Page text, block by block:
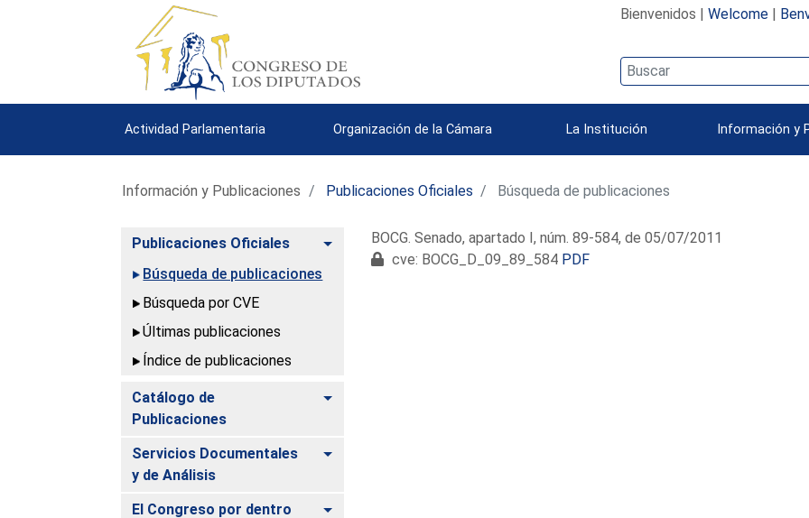
Bienvenidos | Welcome|
Actividad Parlamentaria Organización de la Cámara La Institución Información y
Información y Publicaciones Publicaciones Oficiales Búsqueda de publicaciones
Publicaciones Oficiales
Alternar
Búsqueda de publicaciones
Búsqueda por CVE
Últimas publicaciones
Índice de publicaciones
Catálogo de
Publicaciones
Alternar
Servicios Documentales
y de Análisis
Alternar
El Congreso por dentro Alternar
BOCG. Senado, apartado I, núm. 89-584, de 05/07/2011
cve: BOCG_D_09_89_584 PDF